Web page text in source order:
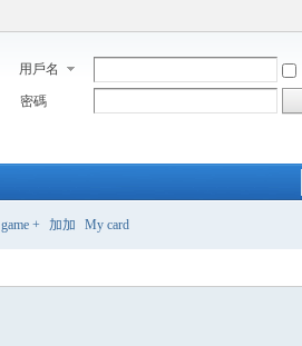
用戶名
密碼
game + 加加 My card